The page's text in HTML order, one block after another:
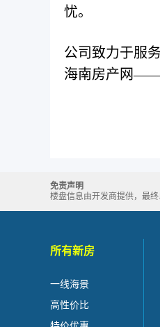
忧。
公司致力于服
海南房产网——
免责声明
楼盘信息由开发商提供，最
所有新房
一线海景
高性价比